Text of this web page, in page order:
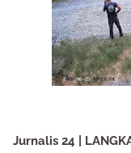
Jurnalis 24 |